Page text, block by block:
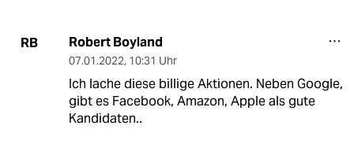
RB Robert Boyland
07.01.2022, 10:31 Uhr
Ich lache diese billige Aktionen. Neben Google,
gibt es Facebook, Amazon, Apple als gute
Kandidaten..